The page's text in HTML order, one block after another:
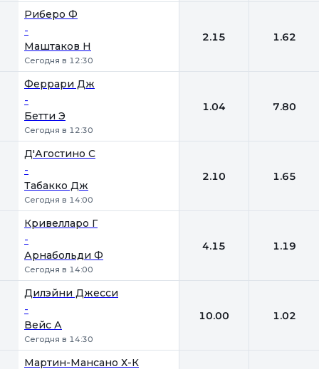
Риберо Ф
-
Маштаков Н
Сегодня в 12:30
2.15 1.62
Феррари Дж
-
Бетти Э
Сегодня в 12:30
1.04 7.80
Д'Агостино С
-
Табакко Дж
Сегодня в 14:00
2.10 1.65
Кривелларо Г
-
Арнабольди Ф
Сегодня в 14:00
4.15 1.19
Дилэйни Джесси
-
Вейс А
Сегодня в 14:30
10.00 1.02
Мартин-Мансано Х-К